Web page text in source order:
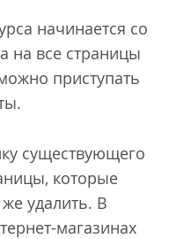
начинается со
на все страницы
приступать
существующего
которые
удалить. В
магазинах